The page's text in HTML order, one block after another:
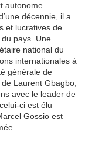
autonome
décennie, il a
et lucratives de
du pays. Une
national du
internationales à
générale de
Laurent Gbagbo,
avec le leader de
ci est élu
Gossio est